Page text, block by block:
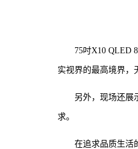
75吋X10 QLED
实视界的最高境界，
另外，现场还展
求。
在追求品质生活